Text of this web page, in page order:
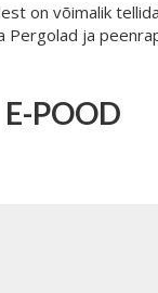
on võimalik
Pergolad ja
E-POOD